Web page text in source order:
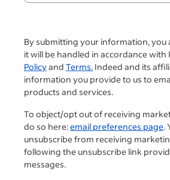
By submitting your information,
it will be handled in accordance with
Policyand Terms. Indeed and its
information you provide to us to
products and services.
To object/opt out of receiving
do so here:email preferences page.
unsubscribe from receiving
following the unsubscribe link
messages.